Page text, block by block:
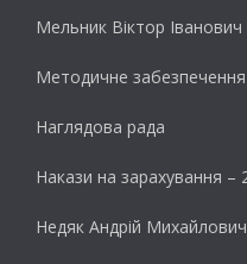
Мельник Віктор Іванович
Методичне забезпечення
Наглядова рада
Накази на зарахування –
Недяк Андрій Михайлович